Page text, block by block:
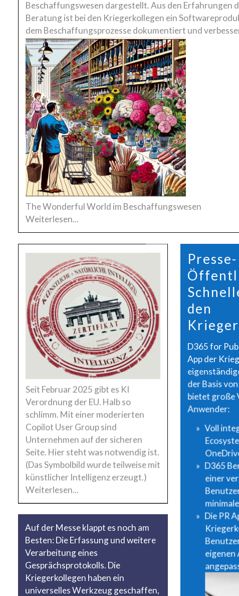
Beschaffungswesen dargestellt. Aus den Erfahrungen
Beratung ist bei den Kriegerkollegen ein
dem Beschaffungsprozesse dokumentiert und
The Wonderful World im Beschaffungswesen
Weiterlesen...
Seit Februar 2025 gibt es KI
Verordnung der EU. Halb so
schlimm. Mit einer moderierten
Copilot User Group sind
Unternehmen auf der sicheren
Seite. Hier steht was notwendig ist.
(Das Symbolbild wurde teilweise mit
künstlicher Intelligenz erzeugt.)
Weiterlesen...
den
D365 for
App der
der Basis
bietet große
Anwender:
Voll
D365
einer
Die PR
Auf der Messe klappt es noch am
Besten: Die Erfassung und weitere
Verarbeitung eines
Gesprächsprotokolls. Die
Kriegerkollegen haben ein
universelles Werkzeug geschaffen,